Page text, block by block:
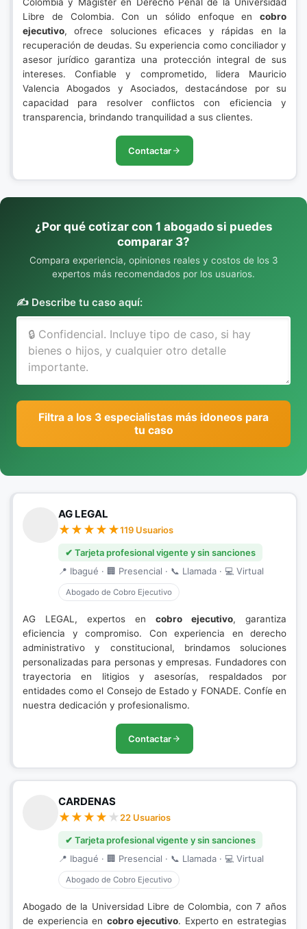
Libre de Colombia. Con un sólido enfoque en cobro
ejecutivo, ofrece soluciones eficaces y rápidas en la
recuperación de deudas. Su experiencia como conciliador y
asesor jurídico garantiza una protección integral de sus
intereses. Confiable y comprometido, lidera Mauricio
Valencia Abogados y Asociados, destacándose por su
capacidad para resolver conflictos con eficiencia y
transparencia, brindando tranquilidad a sus clientes.
Contactar
¿Por qué cotizar con 1 abogado si puedes
comparar 3?
Compara experiencia, opiniones reales y costos de los 3
expertos más recomendados por los usuarios.
✍️ Describe tu caso aquí:
Filtra a los 3 especialistas más idoneos para
tu caso
AG LEGAL
119 Usuarios
✔ Tarjeta profesional vigente y sin sanciones
📍 Ibagué · 🏢 Presencial · 📞 Llamada · 💻 Virtual
Abogado de Cobro Ejecutivo
AG LEGAL, expertos en cobro ejecutivo, garantiza
eficiencia y compromiso. Con experiencia en derecho
administrativo y constitucional, brindamos soluciones
personalizadas para personas y empresas. Fundadores con
trayectoria en litigios y asesorías, respaldados por
entidades como el Consejo de Estado y FONADE. Confíe en
nuestra dedicación y profesionalismo.
Contactar
CARDENAS
22 Usuarios
✔ Tarjeta profesional vigente y sin sanciones
📍 Ibagué · 🏢 Presencial · 📞 Llamada · 💻 Virtual
Abogado de Cobro Ejecutivo
Abogado de la Universidad Libre de Colombia, con 7 años
de experiencia en cobro ejecutivo. Experto en estrategias